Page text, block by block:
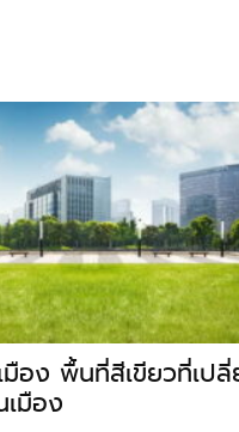
อง พื้นที่สีเขียวที่เป
มือง